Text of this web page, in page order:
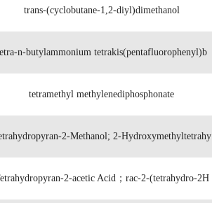
trans-(cyclobutane-1,2-diyl)dimethanol
n-butylammonium tetrakis(pentafluorophenyl)b
tetramethyl methylenediphosphonate
2-Methanol; 2-Hydroxymethyltetrahy
2-acetic Acid；rac-2-(tetrahydro-2H